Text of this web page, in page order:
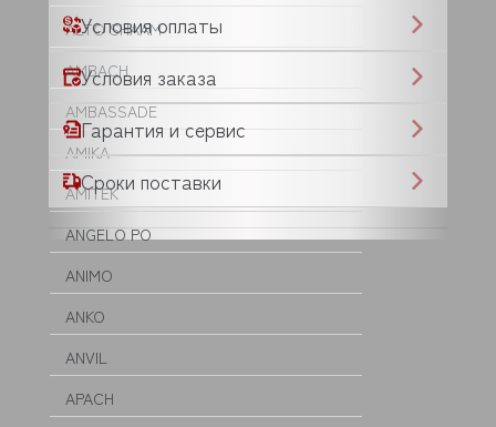
ALTO SHAAM
AMBACH
AMBASSADE
AMIKA
AMITEK
ANGELO PO
ANIMO
ANKO
ANVIL
APACH
Условия оплаты
Условия заказа
Гарантия и сервис
Сроки поставки